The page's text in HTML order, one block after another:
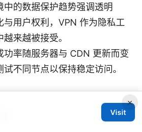
中的数据保护趋势强调透明
与用户权利，VPN 作为隐私工
来越被接受。
功率随服务器与 CDN 更新而变
不同节点以保持稳定访问。
×
Visit